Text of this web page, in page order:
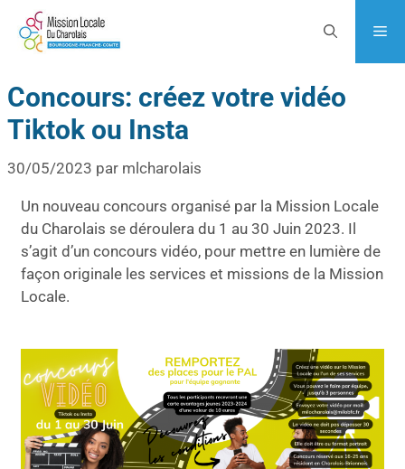
Concours: créez votre vidéo
Tiktok ou Insta
30/05/2023 par mlcharolais
Un nouveau concours organisé par la Mission Locale
du Charolais se déroulera du 1 au 30 Juin 2023. Il
s’agit d’un concours vidéo, pour mettre en lumière de
façon originale les services et missions de la Mission
Locale.